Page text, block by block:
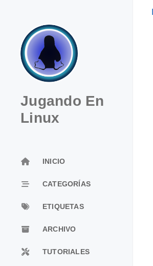
Jugando En
Linux
INICIO
CATEGORÍAS
ETIQUETAS
ARCHIVO
TUTORIALES